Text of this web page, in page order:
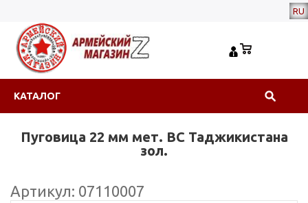
RU
КАТАЛОГ
Пуговица 22 мм мет. ВС Таджикистана
зол.
Артикул: 07110007